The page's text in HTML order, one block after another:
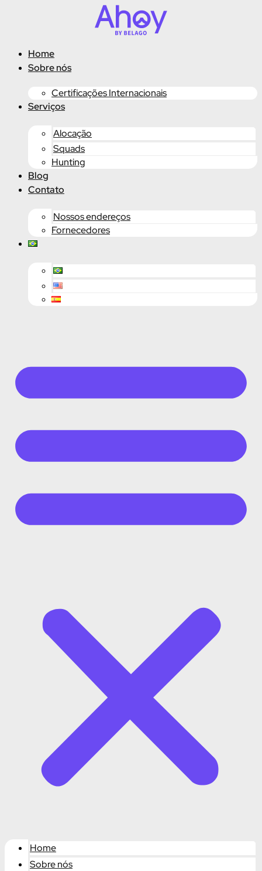
conteúdoHome
Sobre nós
Certificações Internacionais
Serviços
Alocação
Squads
Hunting
Blog
Contato
Nossos endereços
Fornecedores
Home
Sobre nós